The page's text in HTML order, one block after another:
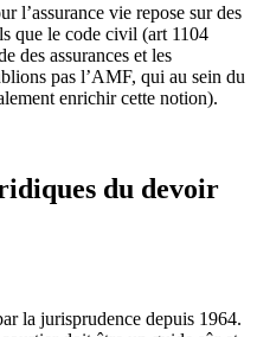
l’assurance vie repose sur des
que le code civil (art 1104
des assurances et les
pas l’AMF, qui au sein du
enrichir cette notion).
du devoir
la jurisprudence depuis 1964.